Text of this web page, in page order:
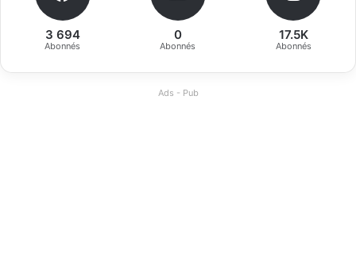
3 694
Abonnés
0
Abonnés
17.5K
Abonnés
Ads - Pub